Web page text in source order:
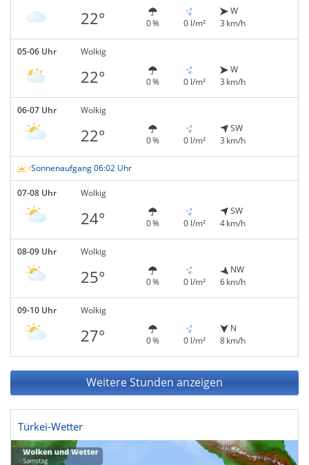
22° 0 % 0 l/m²
W
3 km/h
05-06 Uhr Wolkig
22° 0 % 0 l/m²
W
3 km/h
06-07 Uhr Wolkig
22° 0 % 0 l/m²
SW
3 km/h
Sonnenaufgang 06:02 Uhr
07-08 Uhr Wolkig
24° 0 % 0 l/m²
SW
4 km/h
08-09 Uhr Wolkig
25° 0 % 0 l/m²
NW
6 km/h
09-10 Uhr Wolkig
27° 0 % 0 l/m²
N
8 km/h
Weitere Stunden anzeigen
Türkei-Wetter